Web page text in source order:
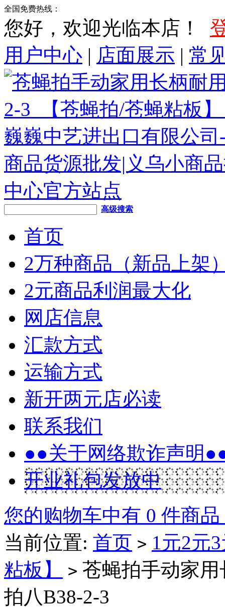
全国免费热线：
您好，欢迎光临本店！
用户中心 | 店面展示 | 常
高级搜索
首页
2万种商品（新品上架
2元商品利润最大化
网店信息
汇款方式
运输方式
新开两元店必读
联系我们
●●关于网络欺诈声明
开业礼包发放中
您的购物车中有 0 件商
当前位置: 首页 > 1元2元
粘板】
> 苍蝇拍手动家
拍八B38-2-3